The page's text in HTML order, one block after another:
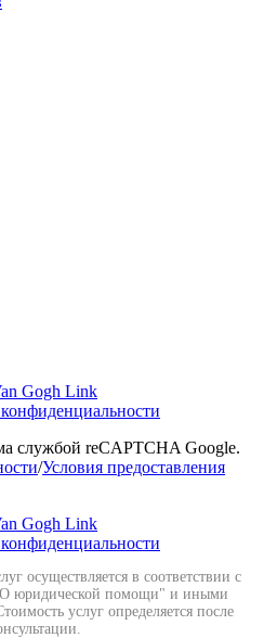
Gogh Link
службой reCAPTCHA Google.
/Условия предоставления
Gogh Link
осуществляется в соответствии с
юридической помощи" и иными
услуг определяется после